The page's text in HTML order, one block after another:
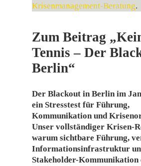
Krisenmanagement-Beratung.
Zum Beitrag
Tennis – Der
Berlin“
Der Blackout in Berlin im
ein Stresstest für Führung,
Kommunikation und
Unser vollständiger Krisen-
warum sichtbare Führung,
Informationsinfrastruktur
Stakeholder-Kommunikation